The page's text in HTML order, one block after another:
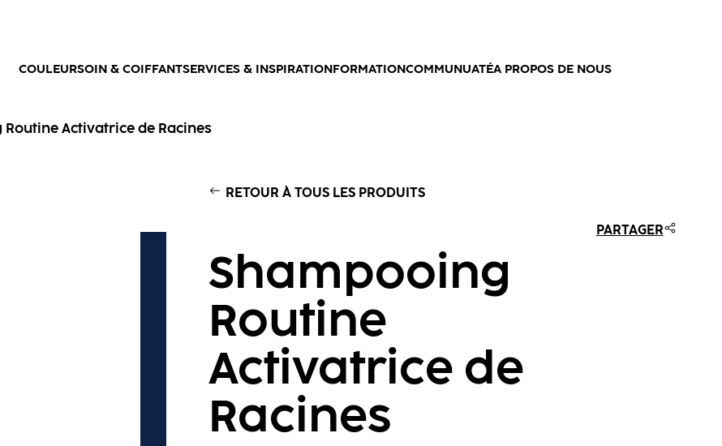
COULEURSOIN & COIFFANTSERVICES & INSPIRATIONFORMATIONCOMMUNUATÉA PROPOS DE NOUS
Activatrice de Racines
RETOUR À TOUS LES PRODUITS
Shampooing
Routine
Activatrice de
Racines
PARTAGER